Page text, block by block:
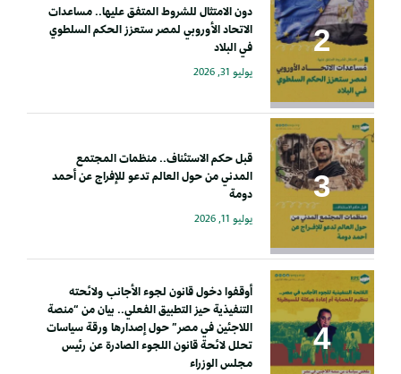
دون الامتثال للشروط المتفق عليها.. مساعدات
الاتحاد الأوروبي لمصر ستعزز الحكم السلطوي
في البلاد
يوليو 31, 2026
قبل حكم الاستئناف.. منظمات المجتمع
المدني من حول العالم تدعو للإفراج عن أحمد
دومة
يوليو 11, 2026
أوقفوا دخول قانون لجوء الأجانب ولائحته
التنفيذية حيز التطبيق الفعلي.. بيان من “منصة
اللاجئين في مصر” حول إصدارها ورقة سياسات
تحلل لائحة قانون اللجوء الصادرة عن رئيس
مجلس الوزراء